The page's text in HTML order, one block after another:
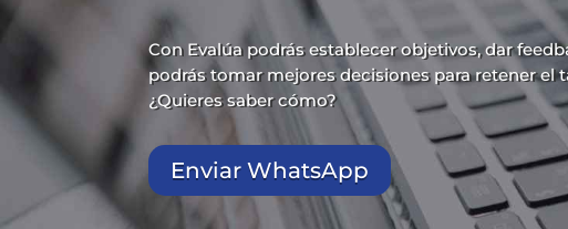
Con Evalúa podrás establecer objetivos, dar
podrás tomar mejores decisiones para retener
¿Quieres saber cómo?
Enviar WhatsApp